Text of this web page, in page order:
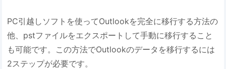
PC引越しソフトを使ってOutlookを完全に移行する方法の
他、pstファイルをエクスポートして手動に移行すること
も可能です。この方法でOutlookのデータを移行するには
2ステップが必要です。